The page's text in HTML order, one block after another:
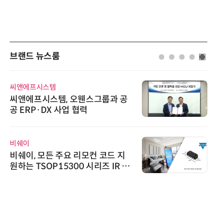
브랜드 뉴스룸
씨앤에프시스템
씨앤에프시스템, 오웬스그룹과 공
공 ERP·DX 사업 협력
비쉐이
비쉐이, 모든 주요 리모컨 코드 지
원하는 TSOP15300 시리즈 IR 수